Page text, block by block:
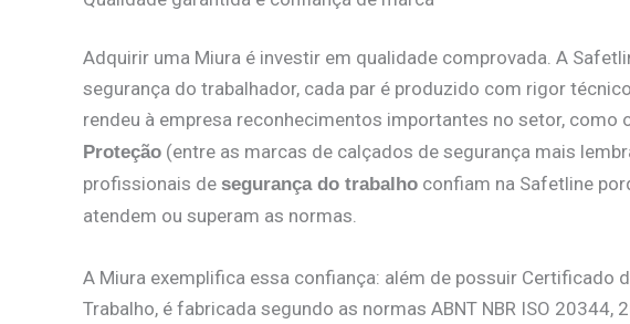
Adquirir uma Miura é investir em qualidade comprovada. A
segurança do trabalhador, cada par é produzido com rigor
rendeu à empresa reconhecimentos importantes no setor, como
Proteção(entre as marcas de calçados de segurança mais
profissionais de segurança do trabalhoconfiam na Safetline
atendem ou superam as normas.
A Miura exemplifica essa confiança: além de possuir Certificado
Trabalho, é fabricada segundo as normas ABNT NBR ISO